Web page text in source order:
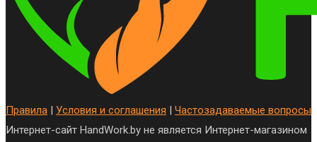
Правила | Условия и соглашения | Частозадаваемые вопросы
Интернет-сайт HandWork.by не является Интернет-магазином